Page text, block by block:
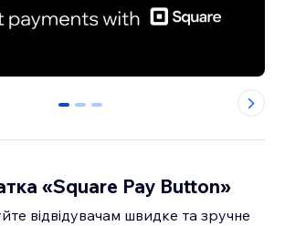
0 1 2
«Square Pay Button»
відвідувачам швидке та зручне